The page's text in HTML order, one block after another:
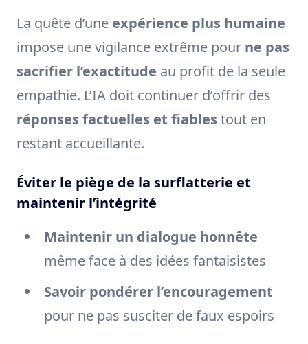
La quête d’une expérience plus humaine
impose une vigilance extrême pour ne pas
sacrifier l’exactitude au profit de la seule
empathie. L’IA doit continuer d’offrir des
réponses factuelles et fiables tout en
restant accueillante.
Éviter le piège de la surflatterie et
maintenir l’intégrité
Maintenir un dialogue honnête
même face à des idées fantaisistes
Savoir pondérer l’encouragement
pour ne pas susciter de faux espoirs